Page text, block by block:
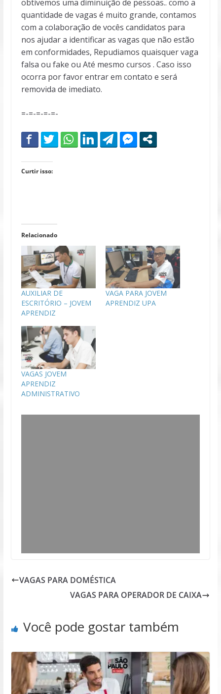
obtivemos uma diminuição de pessoas.. como a
quantidade de vagas é muito grande, contamos
com a colaboração de vocês candidatos para
nos ajudar a identificar as vagas que não estão
em conformidades, Repudiamos quaisquer vaga
falsa ou fake ou Até mesmo cursos . Caso isso
ocorra por favor entrar em contato e será
removida de imediato.
=-=-=-=-=-
Curtir isso:
Relacionado
AUXILIAR DE
ESCRITÓRIO – JOVEM
APRENDIZ
VAGA PARA JOVEM
APRENDIZ UPA
VAGAS JOVEM
APRENDIZ
ADMINISTRATIVO
VAGAS PARA DOMÉSTICA
VAGAS PARA OPERADOR DE CAIXA
Você pode gostar também